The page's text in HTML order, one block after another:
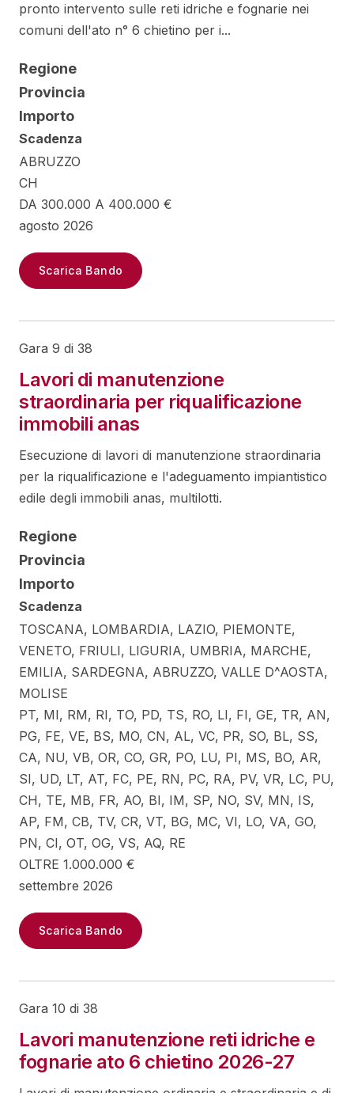
pronto intervento sulle reti idriche e fognarie nei
comuni dell'ato n° 6 chietino per i...
Regione
Provincia
Importo
Scadenza
ABRUZZO
CH
DA 300.000 A 400.000 €
agosto 2026
Scarica Bando
Gara 9 di 38
Lavori di manutenzione
straordinaria per riqualificazione
immobili anas
Esecuzione di lavori di manutenzione straordinaria
per la riqualificazione e l'adeguamento impiantistico
edile degli immobili anas, multilotti.
Regione
Provincia
Importo
Scadenza
TOSCANA, LOMBARDIA, LAZIO, PIEMONTE,
VENETO, FRIULI, LIGURIA, UMBRIA, MARCHE,
EMILIA, SARDEGNA, ABRUZZO, VALLE D^AOSTA,
MOLISE
PT, MI, RM, RI, TO, PD, TS, RO, LI, FI, GE, TR, AN,
PG, FE, VE, BS, MO, CN, AL, VC, PR, SO, BL, SS,
CA, NU, VB, OR, CO, GR, PO, LU, PI, MS, BO, AR,
SI, UD, LT, AT, FC, PE, RN, PC, RA, PV, VR, LC, PU,
CH, TE, MB, FR, AO, BI, IM, SP, NO, SV, MN, IS,
AP, FM, CB, TV, CR, VT, BG, MC, VI, LO, VA, GO,
PN, CI, OT, OG, VS, AQ, RE
OLTRE 1.000.000 €
settembre 2026
Scarica Bando
Gara 10 di 38
Lavori manutenzione reti idriche e
fognarie ato 6 chietino 2026-27